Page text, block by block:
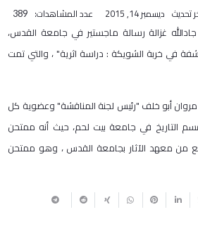
تحديث ديسمبر 14, 2015 عدد المشاهدات: 389
غزالة رسالة ماجستير في جامعة القدس،
في خربة الشويكة : دراسة اثرية" ، والتي تمت
مروان أبو خلف "رئيس لجنة المناقشة" وعضوية كل
التاريخ في جامعة بيت لحم، حيث أنه ممتحن
من معهد الآثار بجامعة القدس ، وهو ممتحن